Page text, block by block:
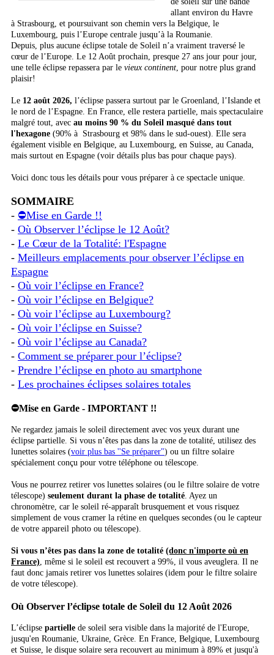
allant environ du Havre
à Strasbourg, et poursuivant son chemin vers la Belgique, le
Luxembourg, puis l’Europe centrale jusqu’à la Roumanie.
Depuis, plus aucune éclipse totale de Soleil n’a vraiment traversé le
cœur de l’Europe. Le 12 Août prochain, presque 27 ans jour pour jour,
une telle éclipse repassera par le vieux continent, pour notre plus grand
plaisir!
Le 12 août 2026, l’éclipse passera surtout par le Groenland, l’Islande et
le nord de l’Espagne. En France, elle restera partielle, mais spectaculaire
malgré tout, avec au moins 90 % du Soleil masqué dans tout
l'hexagone (90% à Strasbourg et 98% dans le sud-ouest). Elle sera
également visible en Belgique, au Luxembourg, en Suisse, au Canada,
mais surtout en Espagne (voir détails plus bas pour chaque pays).
Voici donc tous les détails pour vous préparer à ce spectacle unique.
SOMMAIRE
- ⛔Mise en Garde !!
- Où Observer l’éclipse le 12 Août?
- Le Cœur de la Totalité: l'Espagne
- Meilleurs emplacements pour observer l’éclipse en
Espagne
- Où voir l’éclipse en France?
- Où voir l’éclipse en Belgique?
- Où voir l’éclipse au Luxembourg?
- Où voir l’éclipse en Suisse?
- Où voir l’éclipse au Canada?
- Comment se préparer pour l’éclipse?
- Prendre l’éclipse en photo au smartphone
- Les prochaines éclipses solaires totales
⛔Mise en Garde - IMPORTANT !!
Ne regardez jamais le soleil directement avec vos yeux durant une
éclipse partielle. Si vous n’êtes pas dans la zone de totalité, utilisez des
lunettes solaires (voir plus bas ''Se préparer") ou un filtre solaire
spécialement conçu pour votre téléphone ou télescope.
Vous ne pourrez retirer vos lunettes solaires (ou le filtre solaire de votre
télescope) seulement durant la phase de totalité. Ayez un
chronomètre, car le soleil ré-apparaît brusquement et vous risquez
simplement de vous cramer la rétine en quelques secondes (ou le capteur
de votre appareil photo ou télescope).
Si vous n’êtes pas dans la zone de totalité (donc n'importe où en
France), même si le soleil est recouvert a 99%, il vous aveuglera. Il ne
faut donc jamais retirer vos lunettes solaires (idem pour le filtre solaire
de votre télescope).
Où Observer l’éclipse totale de Soleil du 12 Août 2026
L’éclipse partielle de soleil sera visible dans la majorité de l'Europe,
jusqu'en Roumanie, Ukraine, Grèce. En France, Belgique, Luxembourg
et Suisse, le disque solaire sera recouvert au minimum à 89% et jusqu'à